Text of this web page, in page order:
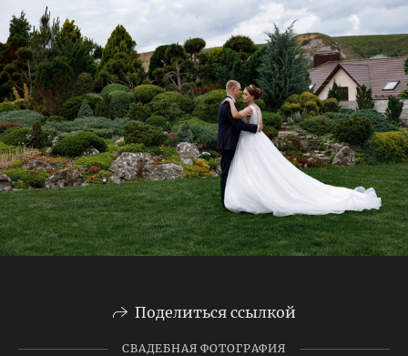
Поделиться ссылкой
СВАДЕБНАЯ ФОТОГРАФИЯ